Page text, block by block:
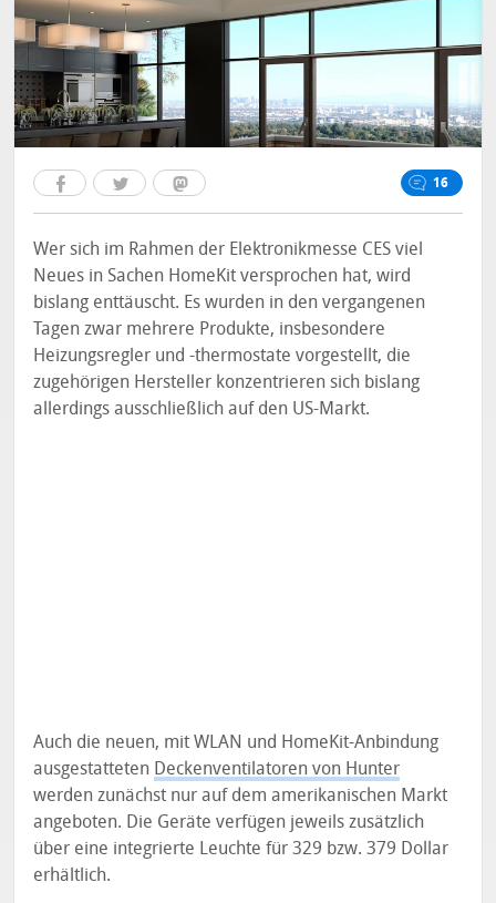
16
Wer sich im Rahmen der Elektronikmesse CES viel
Neues in Sachen HomeKit versprochen hat, wird
bislang enttäuscht. Es wurden in den vergangenen
Tagen zwar mehrere Produkte, insbesondere
Heizungsregler und -thermostate vorgestellt, die
zugehörigen Hersteller konzentrieren sich bislang
allerdings ausschließlich auf den US-Markt.
Auch die neuen, mit WLAN und HomeKit-Anbindung
ausgestatteten Deckenventilatoren von Hunter
werden zunächst nur auf dem amerikanischen Markt
angeboten. Die Geräte verfügen jeweils zusätzlich
über eine integrierte Leuchte für 329 bzw. 379 Dollar
erhältlich.